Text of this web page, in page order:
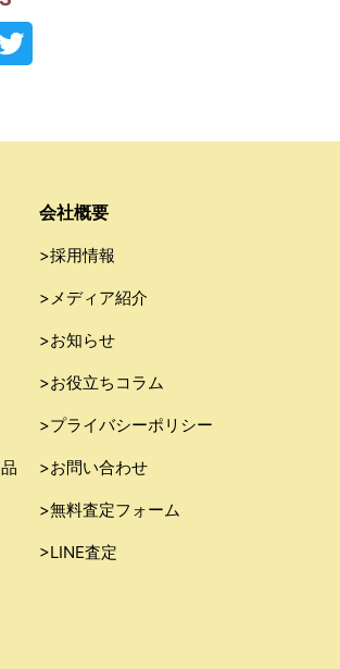
会社概要
>採用情報
>メディア紹介
>お知らせ
>お役立ちコラム
>プライバシーポリシー
>お問い合わせ
>無料査定フォーム
>LINE査定